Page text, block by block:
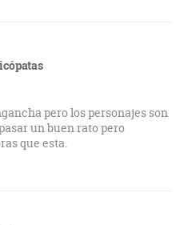
pero los personajes son
un buen rato pero
que esta.